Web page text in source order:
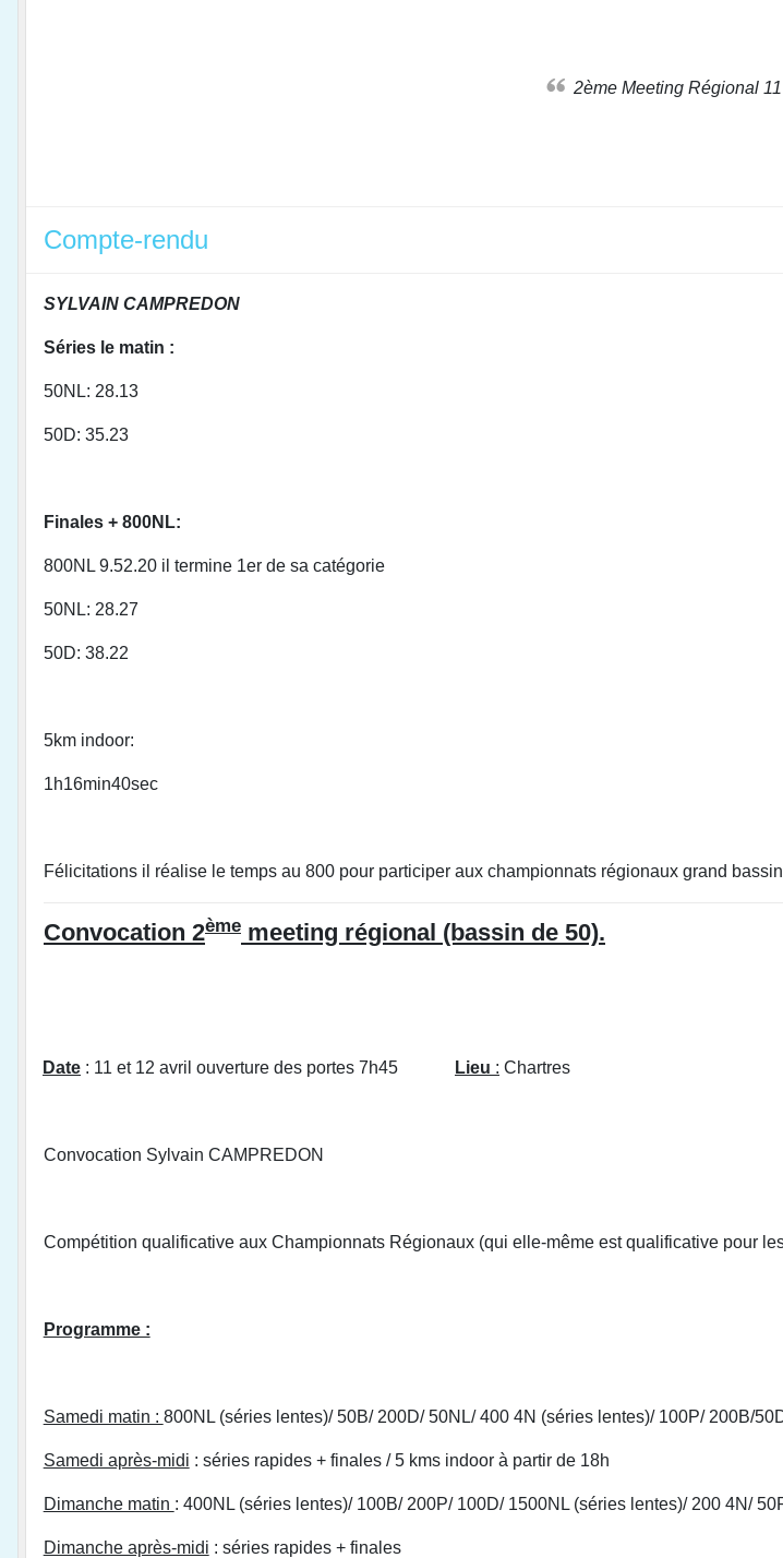
2ème Meeting Régional
Compte-rendu
SYLVAIN CAMPREDON
Séries le matin :
50NL: 28.13
50D: 35.23
Finales + 800NL:
800NL 9.52.20 il termine 1er de sa catégorie
50NL: 28.27
50D: 38.22
5km indoor:
1h16min40sec
Félicitations il réalise le temps au 800 pour participer aux championnats régionaux grand
Convocation 2ème meeting régional (bassin de 50).
Date : 11 et 12 avril ouverture des portes 7h45 Lieu : Chartres
Convocation Sylvain CAMPREDON
Compétition qualificative aux Championnats Régionaux (qui elle-même est qualificative pour
Programme :
Samedi matin : 800NL (séries lentes)/ 50B/ 200D/ 50NL/ 400 4N (séries lentes)/ 100P/ 200B/
Samedi après-midi : séries rapides + finales / 5 kms indoor à partir de 18h
Dimanche matin : 400NL (séries lentes)/ 100B/ 200P/ 100D/ 1500NL (séries lentes)/ 200 4N/
Dimanche après-midi : séries rapides + finales